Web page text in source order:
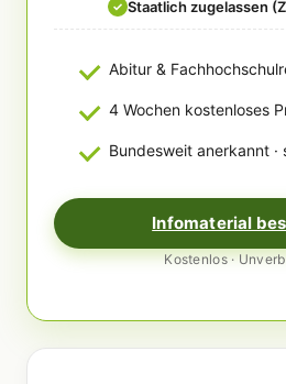
✓ Staatlich zugelassen
Abitur &
4 Wochen kostenloses
Bundesweit anerkannt ·
Infomaterial
Kostenlos ·